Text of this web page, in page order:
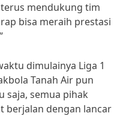
mendukung tim
bisa meraih prestasi
dimulainya Liga 1
Tanah Air pun
saja, semua pihak
berjalan dengan lancar